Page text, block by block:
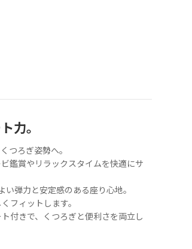
力。
つろぎ姿勢へ。
鑑賞やリラックスタイムを快適にサ
弾力と安定感のある座り心地。
フィットします。
付きで、くつろぎと便利さを両立し